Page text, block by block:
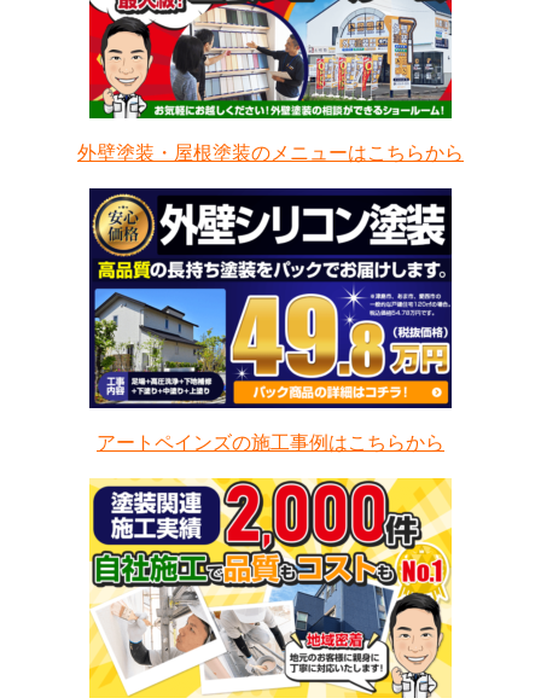
外壁塗装・屋根塗装のメニューはこちらから
アートペインズの施工事例はこちらから